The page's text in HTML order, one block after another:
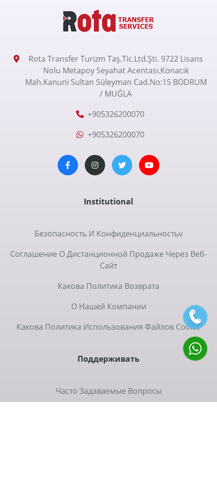
Rota Transfer Turizm Taş.Tic.Ltd.Şti. 9722 Lisans
Nolu Metapoy Seyahat Acentası.Konacık
Mah.Kanuni Sultan Süleyman Cad.No:15 BODRUM
/ MUĞLA
+905326200070
+905326200070
Institutional
Безопасность И Конфиденциальностьv
Соглашение О Дистанционной Продаже Через Веб-
Сайт
Какова Политика Возврата
О Нашей Компании
Какова Политика Использования Файлов Cookie
Поддерживать
Часто Задаваемые Вопросы